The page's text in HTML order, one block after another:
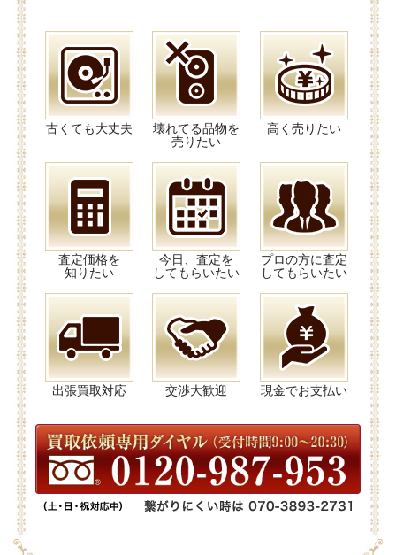
古くても大丈夫
壊れてる品物を
売りたい
高く売りたい
査定価格を
知りたい
今日、査定を
してもらいたい
プロの方に査定
してもらいたい
出張買取対応 交渉大歓迎 現金でお支払い